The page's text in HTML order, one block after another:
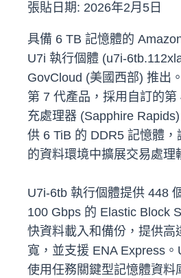
張貼日期: 2026年2月5日
具備 6 TB 記憶體的
U7i 執行個體 (u7i-
GovCloud (美國西部) 推出
第 7 代產品，採用自訂的
充處理器 (Sapphire
供 6 TiB 的 DDR5 記憶體
的資料環境中擴展交易處理
U7i-6tb 執行個體提供 448
100 Gbps 的 Elastic Block
快資料載入和備份，提供高
寬，並支援 ENA Express
使用任務關鍵型記憶體資料